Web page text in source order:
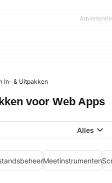
In- & Uitpakken
voor Web Apps
Alles
Meetinstrumenten